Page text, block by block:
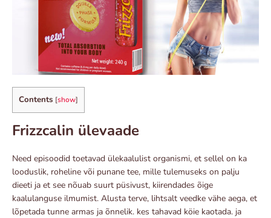
Contents [show]
Frizzcalin ülevaade
Need episoodid toetavad ülekaalulist organismi, et sellel on ka
looduslik, roheline või punane tee, mille tulemuseks on palju
dieeti ja et see nõuab suurt püsivust, kiirendades õige
kaalulanguse ilmumist. Alusta terve, lihtsalt veedke vähe aega, et
lõpetada tunne armas ja õnnelik. kes tahavad köie kaotada. ja